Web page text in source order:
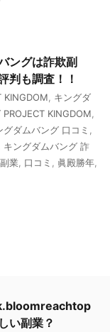
ングは詐欺副
判も調査！！
KINGDOM
キングダ
KINGDOM
グダムバング 口コミ
キングダムバング 詐
副業 口コミ 眞殿勝年
い副業？